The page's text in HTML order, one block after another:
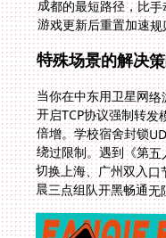
游戏更新后重置加速
特殊场景的解决
当你在中东用卫星网
开启TCP协议强制转
倍增。学校宿舍封锁
绕过限制。遇到《第
切换上海、广州双入
晨三点组队开黑畅通无